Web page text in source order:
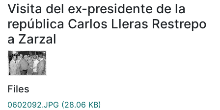
Visita del ex-presidente de la
república Carlos Lleras Restrepo
a Zarzal
Files
0602092.JPG (28.06 KB)